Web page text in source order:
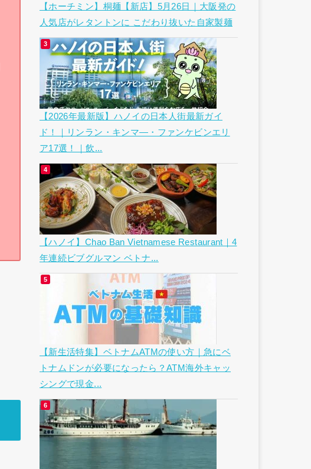
【ホーチミン】桐麺【新店】5月26日｜大阪発の
人気店がレタントンに こだわり抜いた自家製麺
【2026年最新版】ハノイの日本人街最新ガイ
ド！｜リンラン・キンマ―・ファンケビンエリ
ア17選！｜飲...
【ハノイ】Chao Ban Vietnamese Restaurant｜4
年連続ビブグルマン ベトナ...
【新生活特集】ベトナムATMの使い方｜急にベ
トナムドンが必要になったら？ATM海外キャッ
シングで現金...